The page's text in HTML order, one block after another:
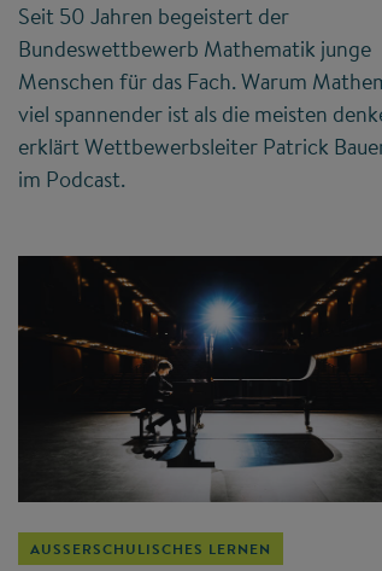
Seit 50 Jahren begeistert der
Bundeswettbewerb Mathematik junge
Menschen für das Fach. Warum
viel spannender ist als die meisten
erklärt Wettbewerbsleiter Patrick
im Podcast.
AUSSERSCHULISCHES LERNEN